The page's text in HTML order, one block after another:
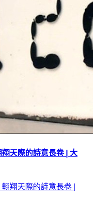
翔天際的詩意長卷 | 大